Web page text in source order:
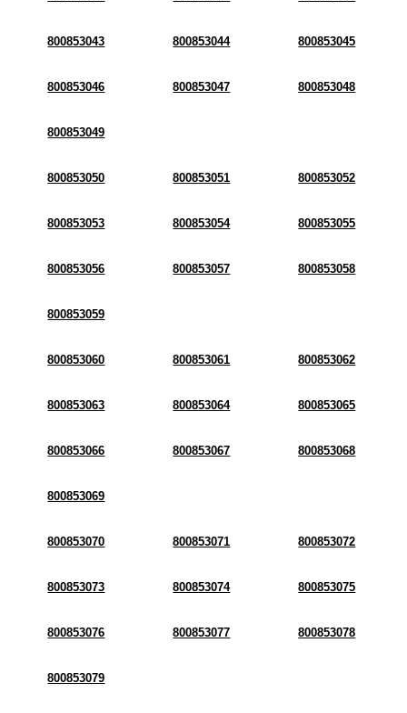
800853043 800853044 800853045
800853046 800853047 800853048
800853049
800853050 800853051 800853052
800853053 800853054 800853055
800853056 800853057 800853058
800853059
800853060 800853061 800853062
800853063 800853064 800853065
800853066 800853067 800853068
800853069
800853070 800853071 800853072
800853073 800853074 800853075
800853076 800853077 800853078
800853079